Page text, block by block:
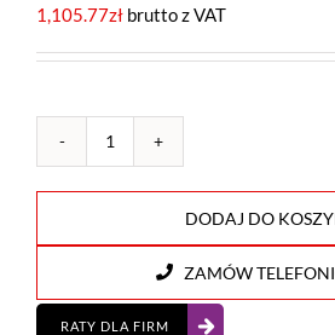
1,105.77zł brutto z VAT
ilość
DODAJ DO
ZAMÓW
RATY DLA FIRM